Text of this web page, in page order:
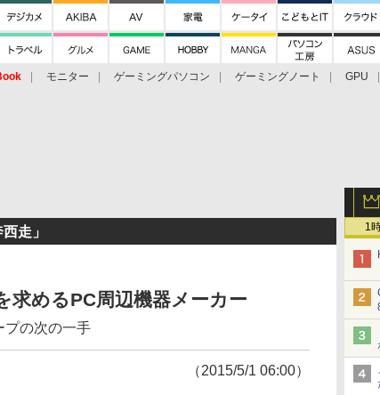
モニター ゲーミングパソコン ゲーミングノート
GPU
1
走」
求めるPC周辺機器メーカー
プの次の一手
（2015/5/1 06:00）